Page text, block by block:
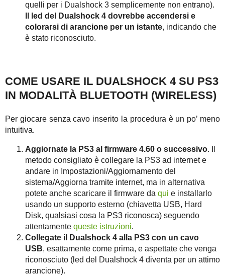
quelli per i Dualshock 3 semplicemente non entrano).
Il led del Dualshock 4 dovrebbe accendersi e
colorarsi di arancione per un istante, indicando che
è stato riconosciuto.
COME USARE IL DUALSHOCK 4 SU PS3
IN MODALITÀ BLUETOOTH (WIRELESS)
Per giocare senza cavo inserito la procedura è un po’ meno
intuitiva.
Aggiornate la PS3 al firmware 4.60 o successivo. Il
metodo consigliato è collegare la PS3 ad internet e
andare in Impostazioni/Aggiornamento del
sistema/Aggiorna tramite internet, ma in alternativa
potete anche scaricare il firmware da qui e installarlo
usando un supporto esterno (chiavetta USB, Hard
Disk, qualsiasi cosa la PS3 riconosca) seguendo
attentamente queste istruzioni.
Collegate il Dualshock 4 alla PS3 con un cavo
USB, esattamente come prima, e aspettate che venga
riconosciuto (led del Dualshock 4 diventa per un attimo
arancione).